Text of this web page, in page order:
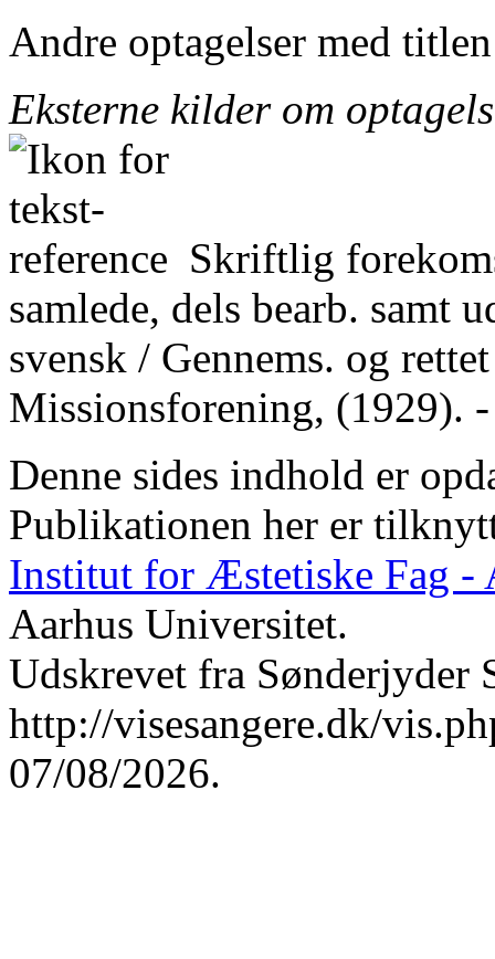
Andre optagelser med
Eksterne kilder om
Skriftlig
samlede, dels bearb. samt
svensk / Gennems. og
Missionsforening, (1929).
Denne sides indhold er
Publikationen her er
Institut for Æstetiske Fag -
Aarhus Universitet.
Udskrevet fra Sønderjyder
http://visesangere.dk/
07/08/2026.